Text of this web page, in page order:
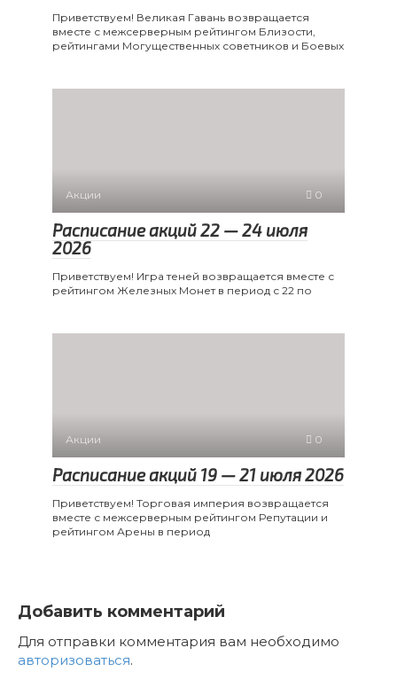
Приветствуем! Великая Гавань возвращается
вместе с межсерверным рейтингом Близости,
рейтингами Могущественных советников и Боевых
Акции 0
Расписание акций 22 — 24 июля
2026
Приветствуем! Игра теней возвращается вместе с
рейтингом Железных Монет в период с 22 по
Акции 0
Расписание акций 19 — 21 июля 2026
Приветствуем! Торговая империя возвращается
вместе с межсерверным рейтингом Репутации и
рейтингом Арены в период
Добавить комментарий
Для отправки комментария вам необходимо
авторизоваться.